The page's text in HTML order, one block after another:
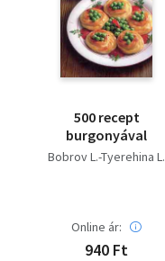
Művészet
Szakkönyv
Tankönyv, segédkönyv
Történelem
500 recept
burgonyával
Bobrov L.-Tyerehina L.
Online ár:
940 Ft